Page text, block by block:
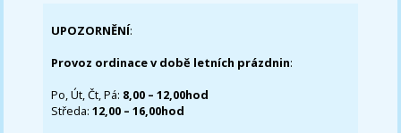
UPOZORNĚNÍ:
Provoz ordinace v době letních prázdnin:
Po, Út, Čt, Pá: 8,00 – 12,00hod
Středa:12,00 – 16,00hod